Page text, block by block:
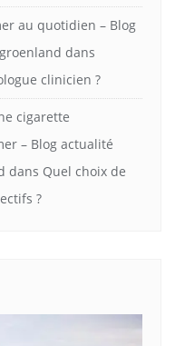
au quotidien – Blog
dans
clinicien ?
cigarette
– Blog actualité
dans Quel choix de
?